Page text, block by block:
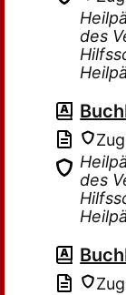
des
des